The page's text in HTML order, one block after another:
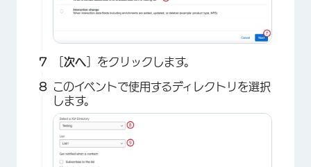
次へ ］をクリックします。
このイベントで使用するディレクトリを選択
します。